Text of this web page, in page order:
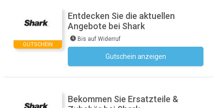
GUTSCHEIN
Entdecken Sie die aktuellen
Angebote bei Shark
Bis auf Widerruf
Gutschein anzeigen
Bekommen Sie Ersatzteile &